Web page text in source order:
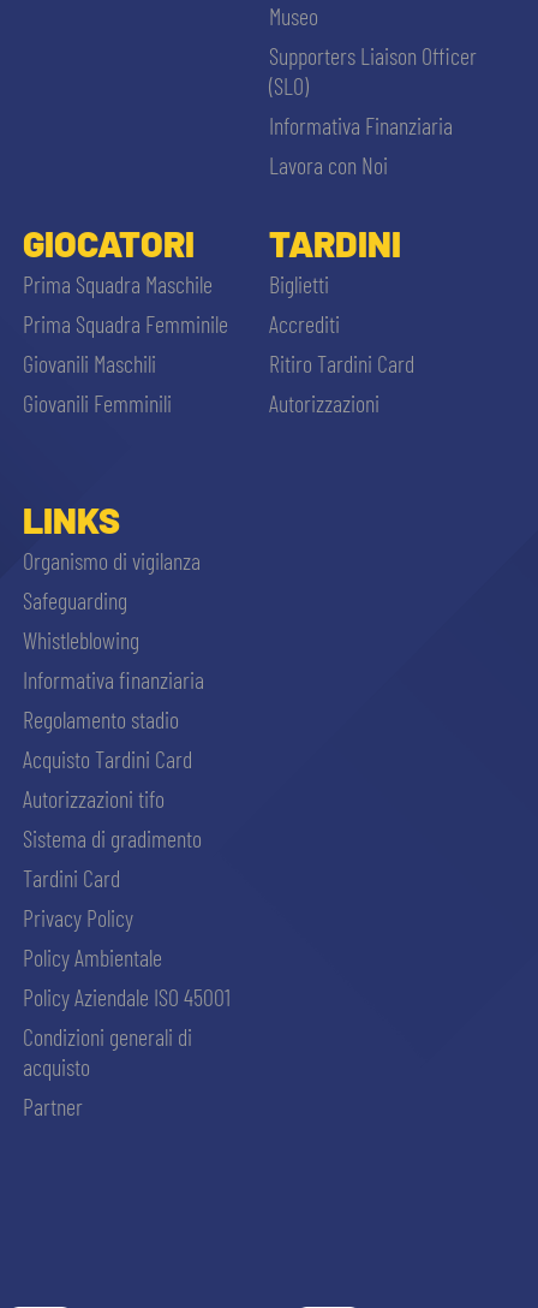
Museo
Supporters Liaison Officer
(SLO)
Informativa Finanziaria
Lavora con Noi
GIOCATORI
Prima Squadra Maschile
Prima Squadra Femminile
Giovanili Maschili
Giovanili Femminili
TARDINI
Biglietti
Accrediti
Ritiro Tardini Card
Autorizzazioni
LINKS
Organismo di vigilanza
Safeguarding
Whistleblowing
Informativa finanziaria
Regolamento stadio
Acquisto Tardini Card
Autorizzazioni tifo
Sistema di gradimento
Tardini Card
Privacy Policy
Policy Ambientale
Policy Aziendale ISO 45001
Condizioni generali di
acquisto
Partner